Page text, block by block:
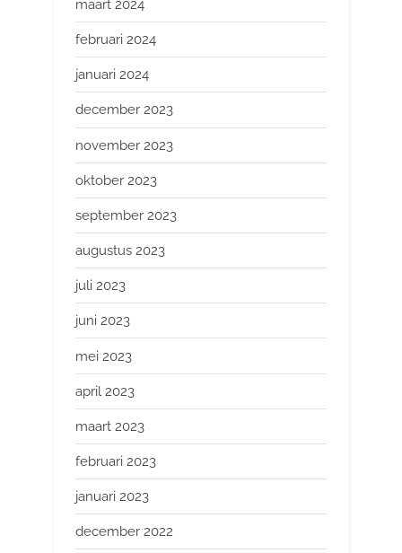
maart 2024
februari 2024
januari 2024
december 2023
november 2023
oktober 2023
september 2023
augustus 2023
juli 2023
juni 2023
mei 2023
april 2023
maart 2023
februari 2023
januari 2023
december 2022